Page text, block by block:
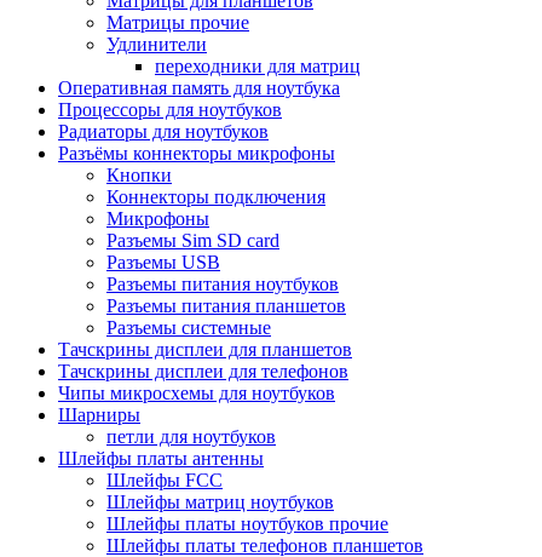
Матрицы прочие
Удлинители
переходники для матриц
Оперативная память для ноутбука
Процессоры для ноутбуков
Радиаторы для ноутбуков
Разъёмы коннекторы микрофоны
Кнопки
Коннекторы подключения
Микрофоны
Разъемы Sim SD card
Разъемы USB
Разъемы питания ноутбуков
Разъемы питания планшетов
Разъемы системные
Тачскрины дисплеи для планшетов
Тачскрины дисплеи для телефонов
Чипы микросхемы для ноутбуков
Шарниры
петли для ноутбуков
Шлейфы платы антенны
Шлейфы FCC
Шлейфы матриц ноутбуков
Шлейфы платы ноутбуков прочие
Шлейфы платы телефонов планшетов